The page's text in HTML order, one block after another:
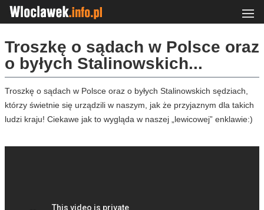
Troszkę o sądach w Polsce oraz
o byłych Stalinowskich...
Troszkę o sądach w Polsce oraz o byłych Stalinowskich sędziach,
którzy świetnie się urządzili w naszym, jak że przyjaznym dla takich
ludzi kraju! Ciekawe jak to wygląda w naszej „lewicowej” enklawie:)